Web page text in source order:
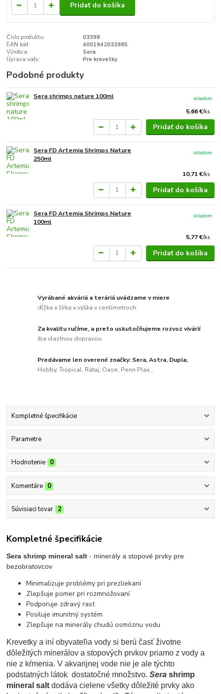
Pridať do košíka
Číslo produktu:
03398
EAN kód:
4001942033985
Výrobca:
Sera
Úprava vody:
Pre krevetky
Podobné produkty
Sera shrimps nature 100ml
5,66 €/ks
skladom
Pridať do košíka
Sera FD Artemia Shrimps Nature
250ml
10,71 €/ks
skladom
Pridať do košíka
Sera FD Artemia Shrimps Nature
100ml
5,77 €/ks
skladom
Pridať do košíka
Vyrábané akváriá a teráriá uvádzame v miere
dĺžka x šírka x výška v centimetroch.
Za kvalitu ručíme, a preto uskutočňujeme rozvoz vivárií
iba vlastnou dopravou.
Predávame len overené značky: Sera, Astra, Dupla,
Hobby, Tropical, Rataj, Oase, Penn Plax...
Kompletné špecifikácie
Parametre
Hodnotenie 0
Komentáre 0
Súvisiaci tovar 2
Kompletné špecifikácie
Sera shrimp mineral salt - minerály a stopové prvky pre
bezobratovcov
Minimalizuje problémy pri prezliekaní
Zlepšuje pomer pri rozmnožovaní
Podporuje zdravý rast
Posiluje imunitný systém
Zlepšuje na minerály chudú osmóznu vodu
Krevetky a iní obyvateľia vody si berú časť životne
dôležitých minerálov a stopových prvkov priamo z vody a
nie z kŕmenia. V akvarijnej vode nie je ale týchto
podstatných látok dostatočné množstvo.Sera shrimp
mineral salt dodáva cielene všetky dôležité prvky ako